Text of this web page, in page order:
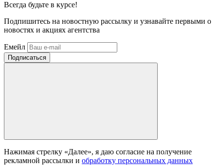
Всегда будьте в курсе!
Подпишитесь на новостную рассылку и узнавайте первыми о
новостях и акциях агентства
Емейл
Нажимая стрелку «Далее», я даю согласие на получение
рекламной рассылки и обработку персональных данных